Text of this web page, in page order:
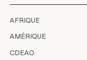
AFRIQUE
AMÉRIQUE
CDEAO